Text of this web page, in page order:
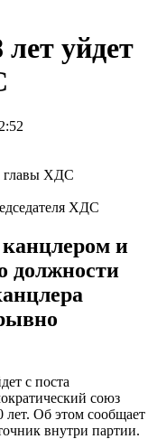
уйдет
ХДС
канцлером и
должности
с поста
союз
лет. Об этом сообщает
внутри партии.